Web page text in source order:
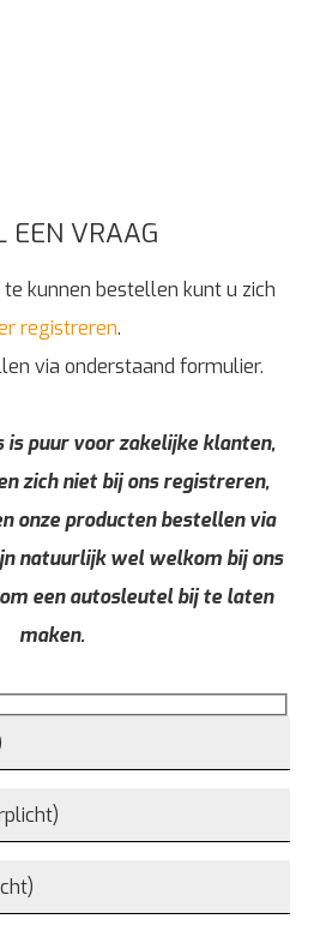
EEN VRAAG
kunnen bestellen kunt u zich
registreren.
via onderstaand formulier.
is puur voor zakelijke klanten,
zich niet bij ons registreren,
onze producten bestellen via
natuurlijk wel welkom bij ons
een autosleutel bij te laten
maken.